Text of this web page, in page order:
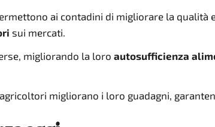
ai contadini di migliorare la
sui mercati.
migliorando la loro autosufficienza
migliorano i loro guadagni,